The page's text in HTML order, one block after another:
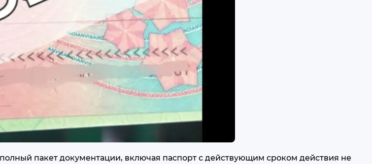
пакет документации, включая паспорт с действующим сроком действия не